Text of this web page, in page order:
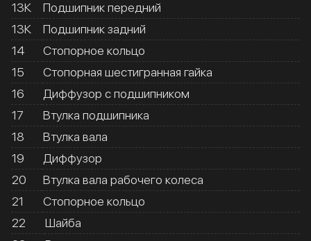
13К
Подшипник передний
13К
Подшипник задний
14
Стопорное кольцо
15
Стопорная шестигранная гайка
16
Диффузор с подшипником
17
Втулка подшипника
18
Втулка вала
19
Диффузор
20
Втулка вала рабочего колеса
21
Стопорное кольцо
22
Шайба